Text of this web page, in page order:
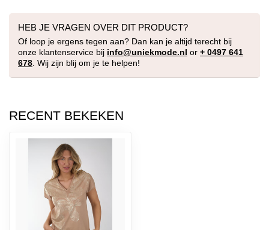
HEB JE VRAGEN OVER DIT PRODUCT?
Of loop je ergens tegen aan? Dan kan je altijd terecht bij
onze klantenservice bij info@uniekmode.nl or + 0497 641
678. Wij zijn blij om je te helpen!
RECENT BEKEKEN